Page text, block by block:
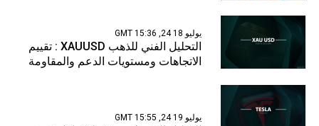
يوليو 18 24, 15:36 GMT
التحليل الفني للذهب XAUUSD : تقييم
الاتجاهات ومستويات الدعم والمقاومة
يوليو 19 24, 15:55 GMT